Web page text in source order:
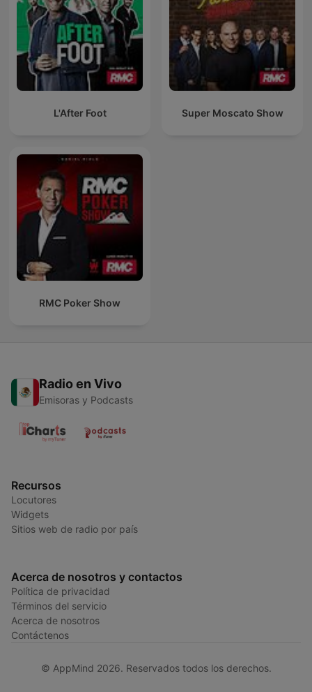
L'After Foot Super Moscato Show
RMC Poker Show
Radio en Vivo
Emisoras y Podcasts
Recursos
Locutores
Widgets
Sitios web de radio por país
Acerca de nosotros y contactos
Política de privacidad
Términos del servicio
Acerca de nosotros
Contáctenos
© AppMind 2026. Reservados todos los derechos.